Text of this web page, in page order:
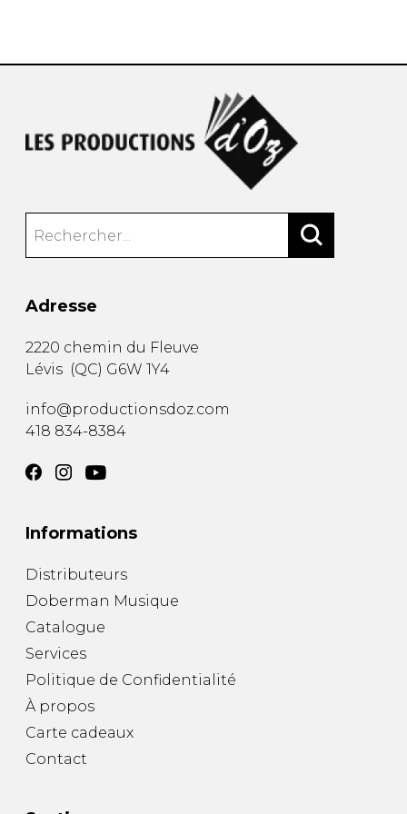
Adresse
2220 chemin du Fleuve
Lévis (QC) G6W 1Y4
info@productionsdoz.com
418 834-8384
Informations
Distributeurs
Doberman Musique
Catalogue
Services
Politique de Confidentialité
À propos
Carte cadeaux
Contact